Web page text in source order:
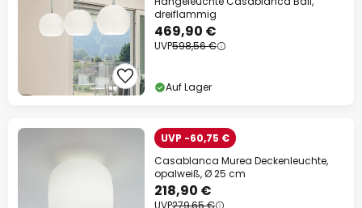
dreiflammig
469,90 €
UVP598,56 €
Auf Lager
UVP -60,75 €
Casablanca Murea Deckenleuchte,
opalweiß, Ø 25 cm
218,90 €
UVP279,65 €
auf fast alles*
Ihr Code: RABATT kopieren
Jetzt einlösen